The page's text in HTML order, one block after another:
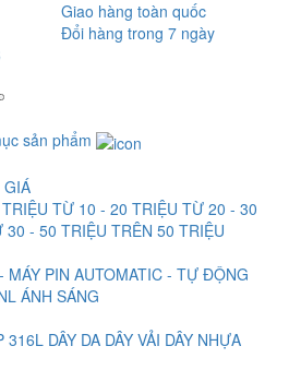
Giao hàng toàn quốc
Đổi hàng trong 7 ngày
sản phẩm
GIÁ
TỪ 10 - 20 TRIỆU TỪ 20 - 30
30 - 50 TRIỆU TRÊN 50 TRIỆU
MÁY PIN AUTOMATIC - TỰ ĐỘNG
ÁNH SÁNG
316L DÂY DA DÂY VẢI DÂY NHỰA